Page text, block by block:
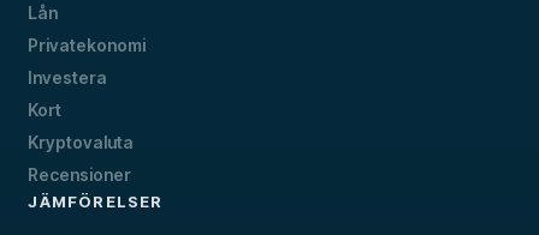
Lån
Privatekonomi
Investera
Kort
Kryptovaluta
Recensioner
JÄMFÖRELSER